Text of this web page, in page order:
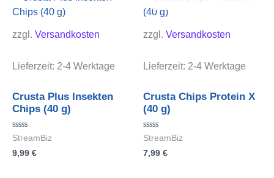
zzgl. Versandkosten
Lieferzeit: 2-4 Werktage
Crusta Plus Insekten
Chips (40 g)
Bewertet
0
StreamBiz
9,99 €
zzgl. Versandkosten
Lieferzeit: 2-4 Werktage
Crusta Chips Protein X
(40 g)
Bewertet
0
StreamBiz
7,99 €